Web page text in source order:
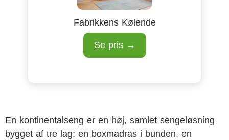
Fabrikkens Kølende
Se pris →
En kontinentalseng er en høj, samlet sengeløsning
bygget af tre lag: en boxmadras i bunden, en